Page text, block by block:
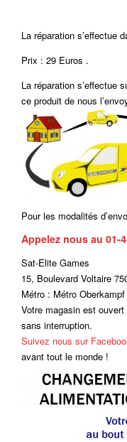
La réparation s’effectue
Prix : 29 Euros .
La réparation s’effectue
ce produit de nous
Pour les modalités
Appelez nous au 01-
Sat-Elite Games
15, Boulevard Voltaire
Métro : Métro
Votre magasin est
sans interruption.
Suivez nous sur
avant tout le monde !